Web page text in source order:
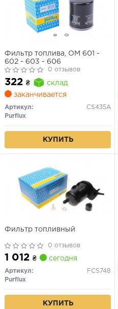
Фильтр топлива, OM 601 -
602 - 603 - 606
0 отзывов
322 ₴
склад
заканчивается
Артикул:
CS435A
Purflux
КУПИТЬ
Фильтр топливный
0 отзывов
1 012 ₴ сегодня
Артикул:
FCS748
Purflux
КУПИТЬ